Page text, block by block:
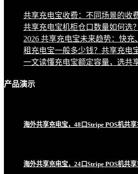
共享充电宝收费：不同场景的收
共享充电宝机柜仓口数量如何选
2026 共享充电宝未来趋势：快
租充电宝一般多少钱？共享充电
一文读懂充电宝额定容量，选共
产品演示
海外共享充电宝，48口Stripe POS机共
海外共享充电宝，24口Stripe POS机共